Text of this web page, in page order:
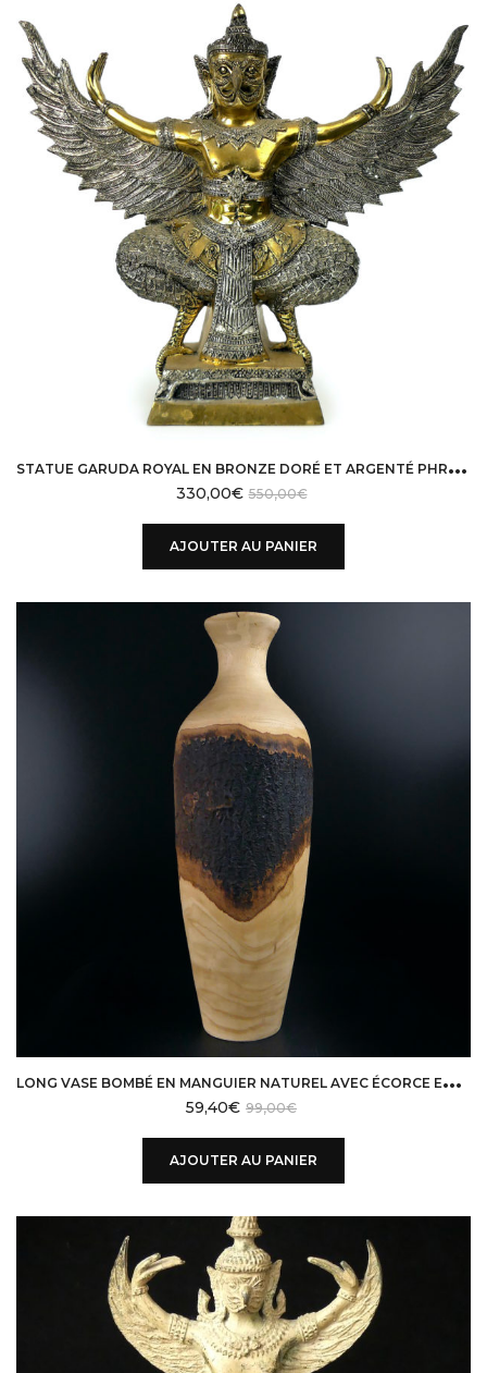
S
TATUE GARUDA ROYAL EN BRONZE DORÉ ET ARGENTÉ PHRA KHRUT PHA THAÏLANDE
550,00€
330,00€
AJOUTER AU PANIER
L
ONG VASE BOMBÉ EN MANGUIER NATUREL AVEC ÉCORCE EN CEINTURE
99,00€
59,40€
AJOUTER AU PANIER